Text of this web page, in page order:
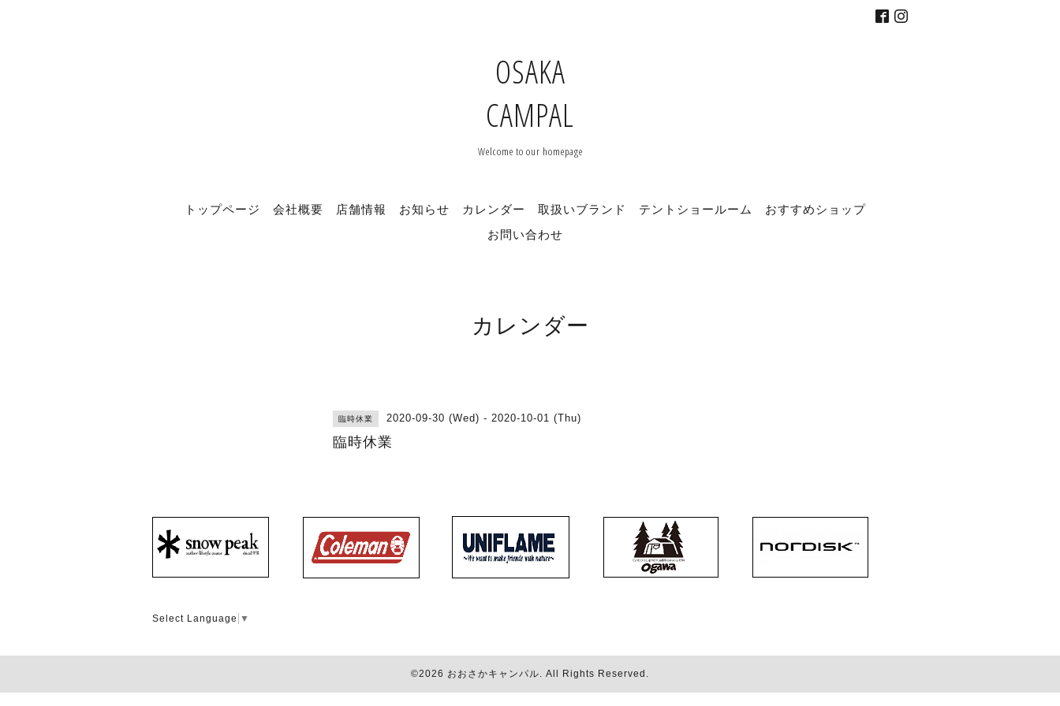
OSAKA
CAMPAL
Welcome to our homepage
トップページ 会社概要 店舗情報 お知らせ カレンダー 取扱いブランド テントショールーム
おすすめショップ
お問い合わせ
カレンダー
臨時休業 2020-09-30 (Wed) - 2020-10-01 (Thu)
臨時休業
Select Language ▼
©2026 おおさかキャンパル. All Rights Reserved.